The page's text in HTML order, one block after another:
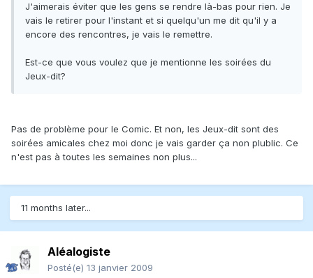
J'aimerais éviter que les gens se rendre là-bas pour rien. Je
vais le retirer pour l'instant et si quelqu'un me dit qu'il y a
encore des rencontres, je vais le remettre.
Est-ce que vous voulez que je mentionne les soirées du
Jeux-dit?
Pas de problème pour le Comic. Et non, les Jeux-dit sont des
soirées amicales chez moi donc je vais garder ça non plublic. Ce
n'est pas à toutes les semaines non plus...
11 months later...
Aléalogiste
Posté(e) 13 janvier 2009